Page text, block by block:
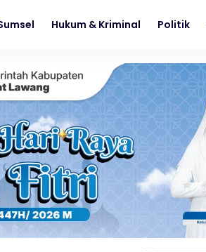
Hukum & Kriminal Politik